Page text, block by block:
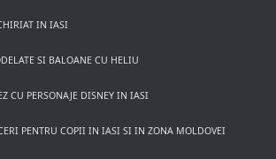
IN IASI
SI BALOANE CU HELIU
CU PERSONAJE DISNEY IN IASI
PENTRU COPII IN IASI SI IN ZONA MOLDOVEI